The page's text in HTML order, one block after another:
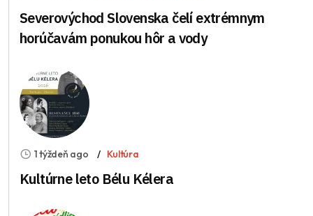
Severovýchod Slovenska čelí extrémnym
horúčavám ponukou hôr a vody
1 týždeň ago Kultúra
Kultúrne leto Bélu Kélera